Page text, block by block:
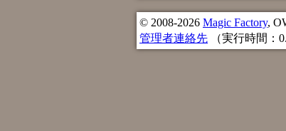
© 2008-2026 Magic Factory,
管理者連絡先 （実行時間：